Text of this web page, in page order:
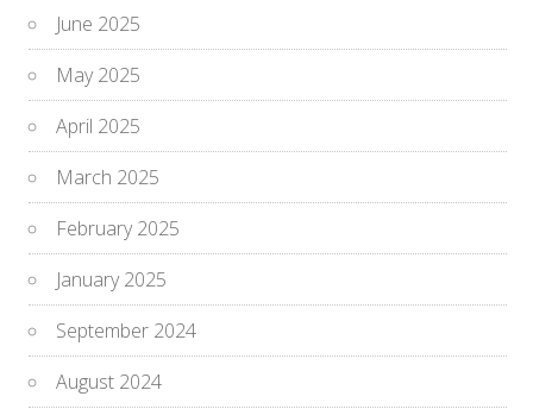
June 2025
May 2025
April 2025
March 2025
February 2025
January 2025
September 2024
August 2024